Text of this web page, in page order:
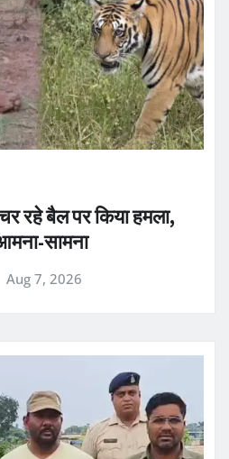
रहे बैल पर किया हमला,
सामना
Aug 7, 2026